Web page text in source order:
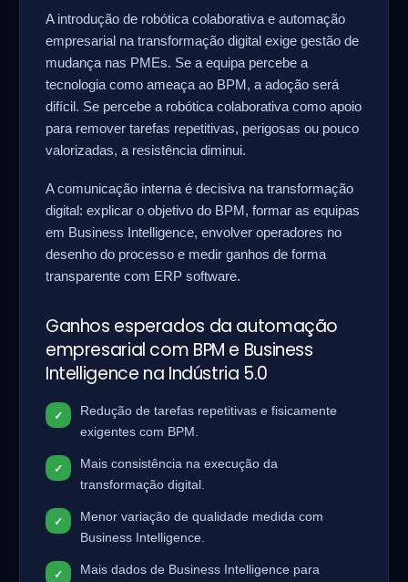
A introdução de robótica colaborativa e automação
empresarial na transformação digital exige gestão de
mudança nas PMEs. Se a equipa percebe a
tecnologia como ameaça ao BPM, a adoção será
difícil. Se percebe a robótica colaborativa como apoio
para remover tarefas repetitivas, perigosas ou pouco
valorizadas, a resistência diminui.
A comunicação interna é decisiva na transformação
digital: explicar o objetivo do BPM, formar as equipas
em Business Intelligence, envolver operadores no
desenho do processo e medir ganhos de forma
transparente com ERP software.
Ganhos esperados da automação
empresarial com BPM e Business
Intelligence na Indústria 5.0
Redução de tarefas repetitivas e fisicamente
exigentes com BPM.
Mais consistência na execução da
transformação digital.
Menor variação de qualidade medida com
Business Intelligence.
Mais dados de Business Intelligence para